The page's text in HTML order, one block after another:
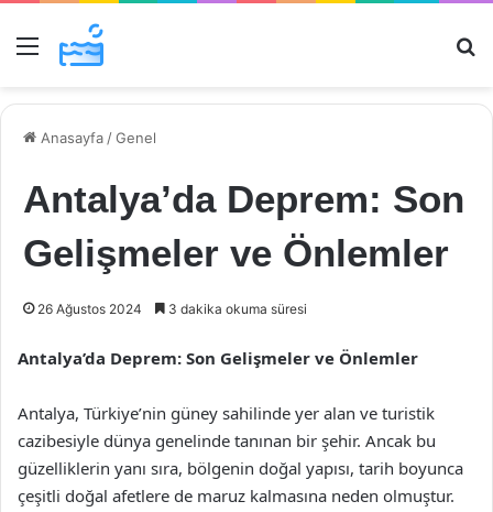
Menü
Anasayfa /Genel
Antalya’da Deprem: Son
Gelişmeler ve Önlemler
26 Ağustos 2024 3 dakika okuma süresi
Antalya’da Deprem: Son Gelişmeler ve Önlemler
Antalya, Türkiye’nin güney sahilinde yer alan ve turistik
cazibesiyle dünya genelinde tanınan bir şehir. Ancak bu
güzelliklerin yanı sıra, bölgenin doğal yapısı, tarih boyunca
çeşitli doğal afetlere de maruz kalmasına neden olmuştur.